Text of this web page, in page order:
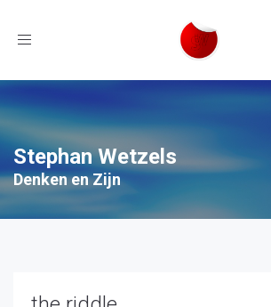
Toggle
Stephan Wetzels
Denken en Zijn